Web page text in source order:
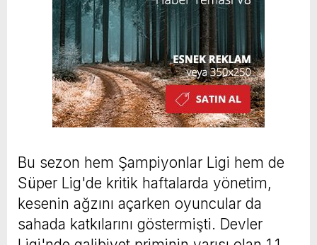
Bu sezon hem Şampiyonlar Ligi hem de
Süper Lig'de kritik haftalarda yönetim,
kesenin ağzını açarken oyuncular da
sahada katkılarını göstermişti. Devler